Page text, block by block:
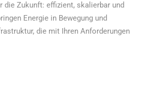
die Zukunft: effizient, skalierbar und
Energie in Bewegung und
die mit Ihren Anforderungen